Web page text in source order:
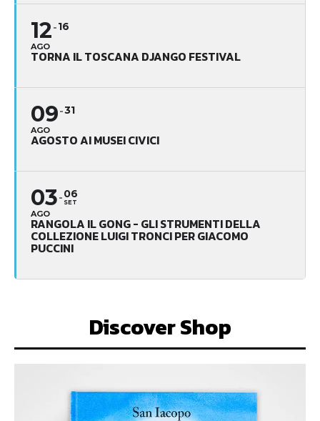
12
AGO
16
TORNA IL TOSCANA DJANGO FESTIVAL
09
AGO
31
AGOSTO AI MUSEI CIVICI
03
AGO
06
SET
RANGOLA IL GONG - GLI STRUMENTI DELLA
COLLEZIONE LUIGI TRONCI PER GIACOMO
PUCCINI
Discover Shop